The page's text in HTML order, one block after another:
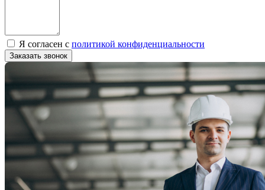
Я согласен с политикой конфиденциальности
Заказать звонок